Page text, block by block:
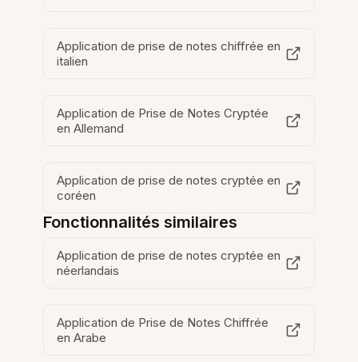
Application de prise de notes chiffrée en
italien
Application de Prise de Notes Cryptée
en Allemand
Application de prise de notes cryptée en
coréen
Fonctionnalités similaires
Application de prise de notes cryptée en
néerlandais
Application de Prise de Notes Chiffrée
en Arabe